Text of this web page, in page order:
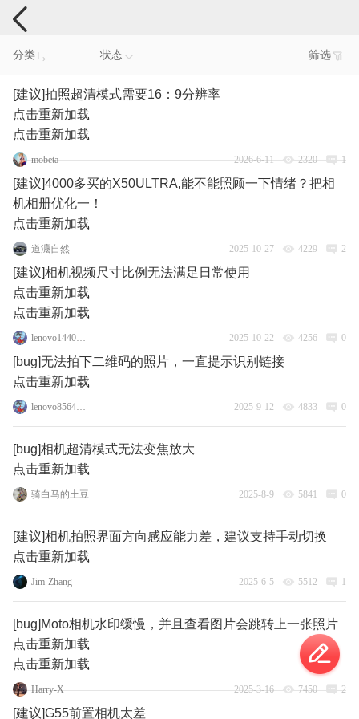
手机反馈
分类 状态 筛选
[建议]拍照超清模式需要16：9分辨率
点击重新加载
点击重新加载
mobeta 2026-6-11 2320 1
[建议]4000多买的X50ULTRA,能不能照顾一下情绪？把相
机相册优化一！
点击重新加载
道灋自然 2025-10-27 4229 2
[建议]相机视频尺寸比例无法满足日常使用
点击重新加载
点击重新加载
lenovo144050378 2025-10-22 4256 0
[bug]无法拍下二维码的照片，一直提示识别链接
点击重新加载
lenovo85640277 2025-9-12 4833 0
[bug]相机超清模式无法变焦放大
点击重新加载
骑白马的土豆 2025-8-9 5841 0
[建议]相机拍照界面方向感应能力差，建议支持手动切换
点击重新加载
Jim-Zhang 2025-6-5 5512 1
[bug]Moto相机水印缓慢，并且查看图片会跳转上一张照片
点击重新加载
点击重新加载
Harry-X 2025-3-16 7450 2
[建议]G55前置相机太差